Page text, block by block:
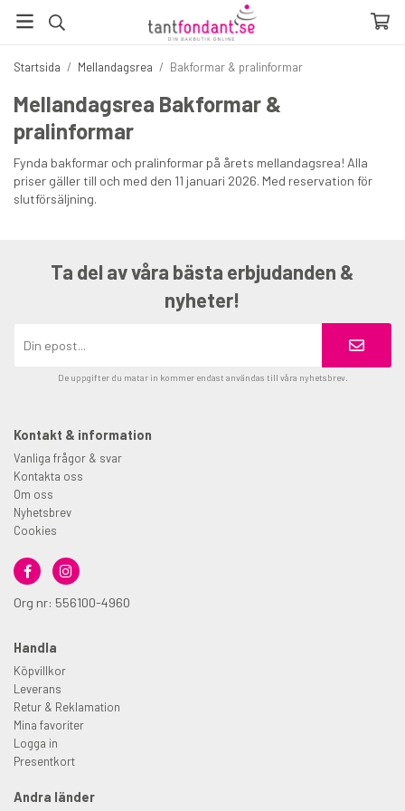
Startsida / Mellandagsrea / Bakformar & pralinformar
Mellandagsrea Bakformar &
pralinformar
Fynda bakformar och pralinformar på årets mellandagsrea! Alla
priser gäller till och med den 11 januari 2026. Med reservation för
slutförsäljning.
Ta del av våra bästa erbjudanden &
nyheter!
De uppgifter du matar in kommer endast användas till våra nyhetsbrev.
Kontakt & information
Vanliga frågor & svar
Kontakta oss
Om oss
Nyhetsbrev
Cookies
Org nr: 556100-4960
Handla
Köpvillkor
Leverans
Retur & Reklamation
Mina favoriter
Logga in
Presentkort
Andra länder